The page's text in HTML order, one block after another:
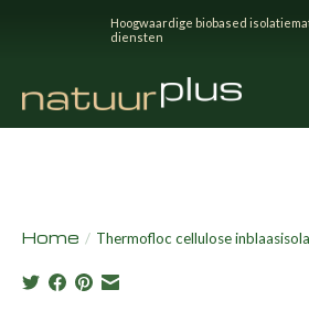
Hoogwaardige biobased
diensten
Home / Thermofloc cellulose